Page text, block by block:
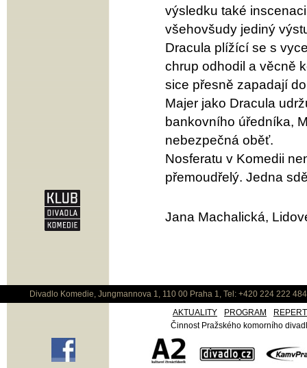
výsledku také
všehovšudy jediný
Dracula plížící se s
chrup odhodil a věcně
sice přesně zapadají
Majer jako Dracula
bankovního úředníka,
nebezpečná oběť.
Nosferatu v Komedii
přemoudřelý. Jedna
Jana Machalická,
Divadlo Komedie, Jungmannova 1, 110 00 Praha 1, Tel: +420 224 222
AKTUALITY
PROGRAM
Činnost Pražského komorního